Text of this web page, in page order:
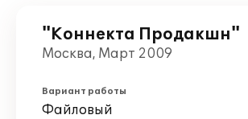
"Коннекта Продакшн"
Москва, Март 2009
Вариант работы
Файловый